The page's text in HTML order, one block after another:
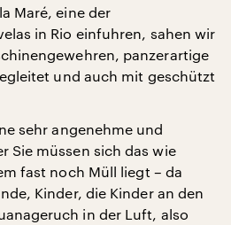
Maré, eine der
in Rio einfuhren, sahen wir
panzerartige
und auch mit geschützt
sehr angenehme und
Sie müssen sich das wie
fast noch Müll liegt – da
Kinder, die Kinder an den
in der Luft, also